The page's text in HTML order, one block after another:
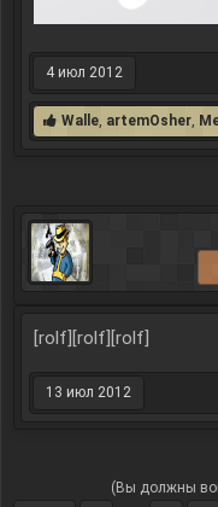
4 июл 2012
Walle, artemOsher,
[rolf][rolf][rolf]
13 июл 2012
(Вы должны